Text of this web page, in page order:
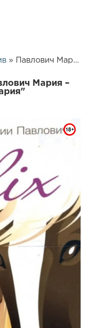
» Павлович Мария – Felix | 25974
Мария –